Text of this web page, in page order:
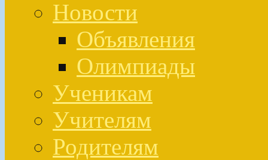
Новости
Объявления
Олимпиады
Ученикам
Учителям
Родителям